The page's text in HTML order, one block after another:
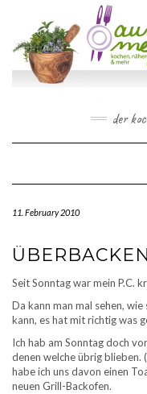
content
der
11. February 2010
Seit Sonntag war mein P.C.
Da kann man mal sehen,
kann, es hat mit richtig was
Ich hab am Sonntag doch
denen welche übrig blieben.
habe ich uns davon einen
neuen Grill-Backofen.